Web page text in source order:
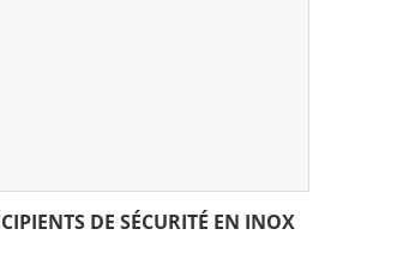
DE SÉCURITÉ EN INOX